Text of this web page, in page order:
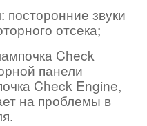
посторонние звуки
отсека;
Check
панели
Check Engine,
на проблемы в